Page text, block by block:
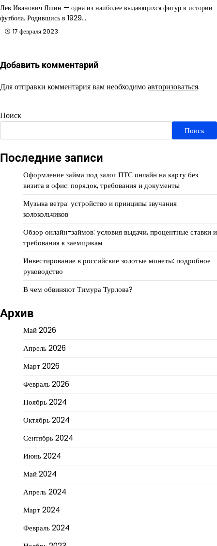
Лев Иванович Яшин — одна из наиболее выдающихся фигур в истории
футбола. Родившись в 1929…
17 февраля 2023
Добавить комментарий
Для отправки комментария вам необходимоавторизоваться.
Поиск
Поиск
Последние записи
Оформление займа под залог ПТС онлайн на карту без
визита в офис: порядок, требования и документы
Музыка ветра: устройство и принципы звучания
колокольчиков
Обзор онлайн-займов: условия выдачи, процентные ставки и
требования к заемщикам
Инвестирование в российские золотые монеты: подробное
руководство
В чем обвиняют Тимура Турлова?
Архив
Май 2026
Апрель 2026
Март 2026
Февраль 2026
Ноябрь 2024
Октябрь 2024
Сентябрь 2024
Июнь 2024
Май 2024
Апрель 2024
Март 2024
Февраль 2024